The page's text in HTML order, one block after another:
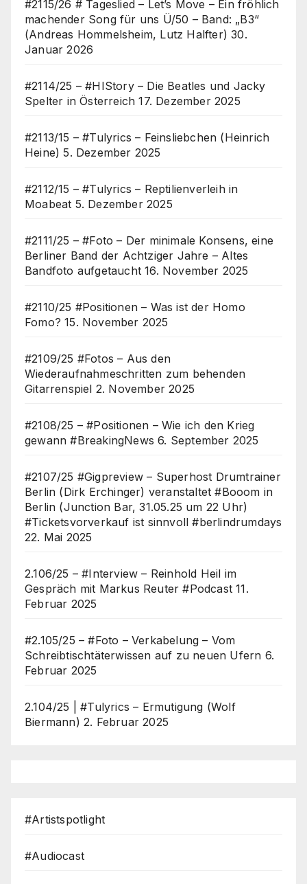
#2115/26 # Tageslied – Let’s Move – Ein fröhlich
machender Song für uns Ü/50 – Band: „B3“
(Andreas Hommelsheim, Lutz Halfter) 30.
Januar 2026
#2114/25 – #HIStory – Die Beatles und Jacky
Spelter in Österreich 17. Dezember 2025
#2113/15 – #Tulyrics – Feinsliebchen (Heinrich
Heine) 5. Dezember 2025
#2112/15 – #Tulyrics – Reptilienverleih in
Moabeat 5. Dezember 2025
#2111/25 – #Foto – Der minimale Konsens, eine
Berliner Band der Achtziger Jahre – Altes
Bandfoto aufgetaucht 16. November 2025
#2110/25 #Positionen – Was ist der Homo
Fomo? 15. November 2025
#2109/25 #Fotos – Aus den
Wiederaufnahmeschritten zum behenden
Gitarrenspiel 2. November 2025
#2108/25 – #Positionen – Wie ich den Krieg
gewann #BreakingNews 6. September 2025
#2107/25 #Gigpreview – Superhost Drumtrainer
Berlin (Dirk Erchinger) veranstaltet #Booom in
Berlin (Junction Bar, 31.05.25 um 22 Uhr)
#Ticketsvorverkauf ist sinnvoll #berlindrumdays
22. Mai 2025
2.106/25 – #Interview – Reinhold Heil im
Gespräch mit Markus Reuter #Podcast 11.
Februar 2025
#2.105/25 – #Foto – Verkabelung – Vom
Schreibtischtäterwissen auf zu neuen Ufern 6.
Februar 2025
2.104/25 | #Tulyrics – Ermutigung (Wolf
Biermann) 2. Februar 2025
#Artistspotlight
#Audiocast